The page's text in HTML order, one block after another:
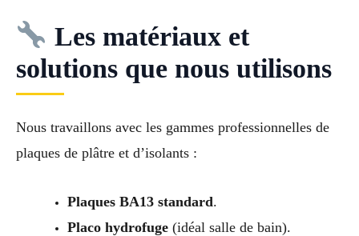
Les matériaux et
solutions que nous utilisons
Nous travaillons avec les gammes professionnelles de
plaques de plâtre et d’isolants :
Plaques BA13 standard.
Placo hydrofuge(idéal salle de bain).